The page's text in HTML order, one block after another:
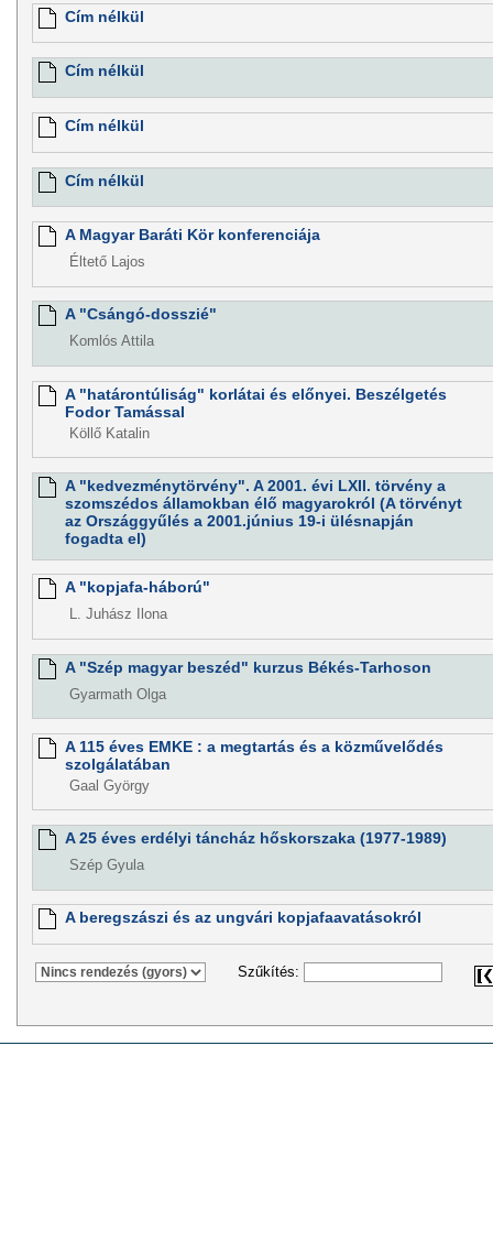
Cím nélkül
Cím nélkül
Cím nélkül
Cím nélkül
A Magyar Baráti Kör konferenciája
Éltető Lajos
A "Csángó-dosszié"
Komlós Attila
A "határontúliság" korlátai és előnyei. Beszélgetés
Fodor Tamással
Köllő Katalin
A "kedvezménytörvény". A 2001. évi LXII. törvény a
szomszédos államokban élő magyarokról (A törvényt
az Országgyűlés a 2001.június 19-i ülésnapján
fogadta el)
A "kopjafa-háború"
L. Juhász Ilona
A "Szép magyar beszéd" kurzus Békés-Tarhoson
Gyarmath Olga
A 115 éves EMKE : a megtartás és a közművelődés
szolgálatában
Gaal György
A 25 éves erdélyi táncház hőskorszaka (1977-1989)
Szép Gyula
A beregszászi és az ungvári kopjafaavatásokról
Szűkítés: